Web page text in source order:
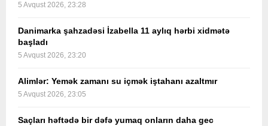
5 Avqust 2026, 23:28
Danimarka şahzadəsi İzabella 11 aylıq hərbi xidmətə
başladı
5 Avqust 2026, 23:20
Alimlər: Yemək zamanı su içmək iştahanı azaltmır
5 Avqust 2026, 23:05
Saçları həftədə bir dəfə yumaq onların daha gec